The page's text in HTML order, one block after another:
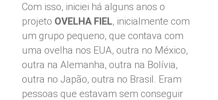
Com isso, iniciei há alguns anos o
projeto OVELHA FIEL, inicialmente com
um grupo pequeno, que contava com
uma ovelha nos EUA, outra no México,
outra na Alemanha, outra na Bolívia,
outra no Japão, outra no Brasil. Eram
pessoas que estavam sem conseguir